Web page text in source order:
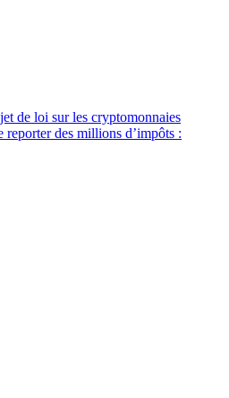
de loi sur les cryptomonnaies
des millions d’impôts :